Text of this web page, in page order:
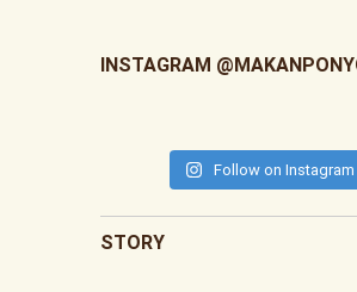
INSTAGRAM
Follow on Instagram
STORY